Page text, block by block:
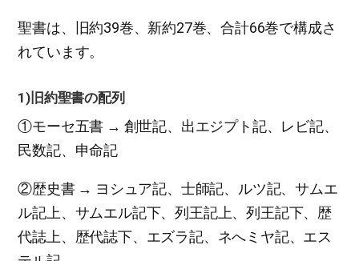
聖書は、旧約39巻、新約27巻、合計66巻で構成さ
れています。
​1)旧約聖書の配列
①モーセ五書 → 創世記、出エジプト記、レビ記、
民数記、申命記
②歴史書 → ヨシュア記、士師記、ルツ記、サムエ
ル記上、サムエル記下、列王記上、列王記下、歴
代誌上、歴代誌下、エズラ記、ネへミヤ記、エス